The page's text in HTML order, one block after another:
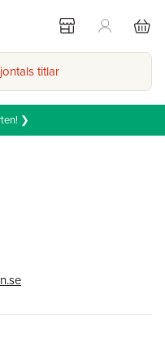
titlar
❯